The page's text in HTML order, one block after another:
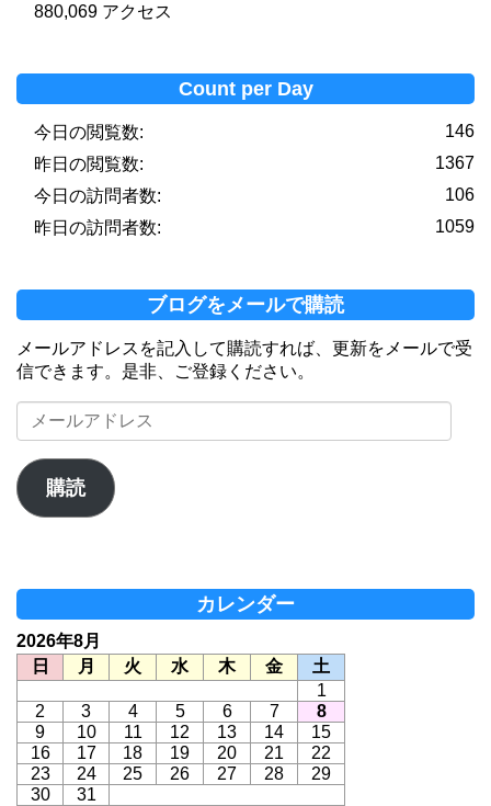
880,069 アクセス
Count per Day
146
今日の閲覧数:
1367
昨日の閲覧数:
106
今日の訪問者数:
1059
昨日の訪問者数:
ブログをメールで購読
メールアドレスを記入して購読すれば、更新をメールで受
信できます。是非、ご登録ください。
メ
ー
ア
ド
購読
カレンダー
2026年8月
日
月 火 水 木 金
土
1
2
3 4 5 6 7
8
9
10 11 12 13 14
15
16
17 18 19 20 21
22
23
24 25 26 27 28
29
30
31